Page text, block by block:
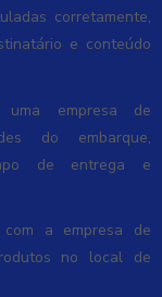
corretamente,
e conteúdo
uma empresa de
do embarque,
de entrega e
com a empresa de
no local de